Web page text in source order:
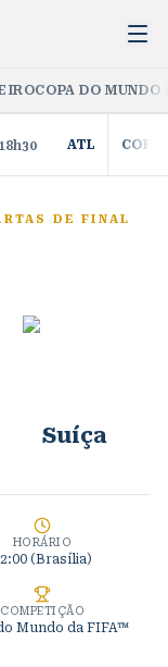
COPA DO
18h30 ATL COR
DE FINAL
Suíça
HORÁRIO
(Brasília)
COMPETIÇÃO
Mundo da FIFA™